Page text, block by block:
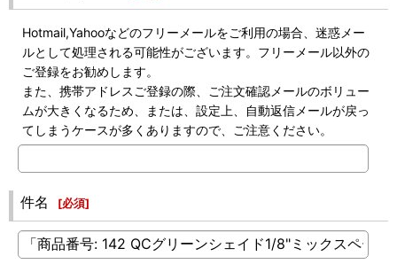
Hotmail,Yahooなどのフリーメールをご利用の場合、迷惑メー
ルとして処理される可能性がございます。フリーメール以外の
ご登録をお勧めします。
また、携帯アドレスご登録の際、ご注文確認メールのボリュー
ムが大きくなるため、または、設定上、自動返信メールが戻っ
てしまうケースが多くありますので、ご注意ください。
件名 [必須]